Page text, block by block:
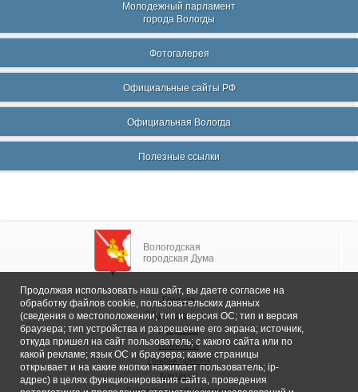
Молодежный парламент
города Вологды
Фотогалерея
Официальные сайты РФ
Официальная Вологда
Полезные ссылки
Вологодская
городская Дума
Главная
Общие сведения
Депутаты
Комитеты
График приема
Контакты
Продолжая использовать наш сайт, вы даете согласие на
обработку файлов cookie, пользовательских данных
(сведения о местоположении; тип и версия ОС; тип и версия
браузера; тип устройства и разрешение его экрана; источник,
откуда пришел на сайт пользователь; с какого сайта или по
какой рекламе; язык ОС и браузера; какие страницы
открывает и на какие кнопки нажимает пользователь; ip-
адрес) в целях функционирования сайта, проведения